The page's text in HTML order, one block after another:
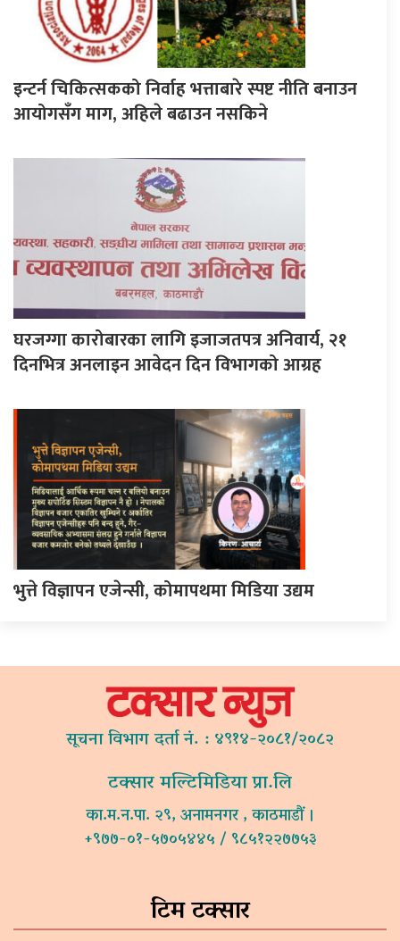
इन्टर्न चिकित्सकको निर्वाह भत्ताबारे स्पष्ट नीति बनाउन
आयोगसँग माग, अहिले बढाउन नसकिने
घरजग्गा कारोबारका लागि इजाजतपत्र अनिवार्य, २१
दिनभित्र अनलाइन आवेदन दिन विभागको आग्रह
भुत्ते विज्ञापन एजेन्सी, कोमापथमा मिडिया उद्यम
सूचना विभाग दर्ता नं. : ४९१४-२०८१/२०८२
टक्सार मल्टिमिडिया प्रा.लि
का.म.न.पा. २९, अनामनगर , काठमाडौं ।
+९७७-०१-५७०५४४५ / ९८५१२२७७५३
टिम टक्सार